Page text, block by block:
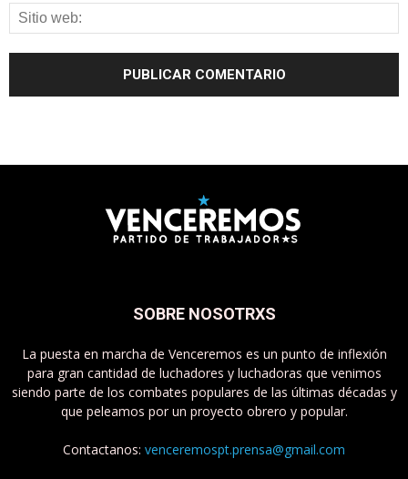
SOBRE NOSOTRXS
La puesta en marcha de Venceremos es un punto de inflexión
para gran cantidad de luchadores y luchadoras que venimos
siendo parte de los combates populares de las últimas décadas y
que peleamos por un proyecto obrero y popular.
Contactanos: venceremospt.prensa@gmail.com